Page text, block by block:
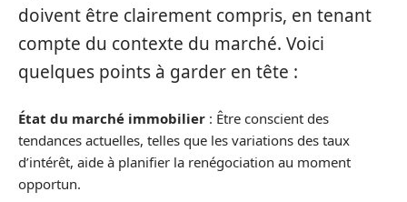
doivent être clairement compris, en tenant
compte du contexte du marché. Voici
quelques points à garder en tête :
État du marché immobilier : Être conscient des
tendances actuelles, telles que les variations des taux
d’intérêt, aide à planifier la renégociation au moment
opportun.